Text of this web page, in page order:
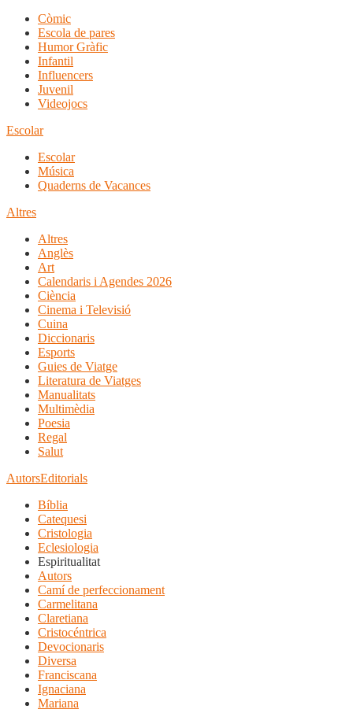
Còmic
Escola de pares
Humor Gràfic
Infantil
Influencers
Juvenil
Videojocs
Escolar
Escolar
Música
Quaderns de Vacances
Altres
Altres
Anglès
Art
Calendaris i Agendes 2026
Ciència
Cinema i Televisió
Cuina
Diccionaris
Esports
Guies de Viatge
Literatura de Viatges
Manualitats
Multimèdia
Poesia
Regal
Salut
AutorsEditorials
Bíblia
Catequesi
Cristologia
Eclesiologia
Espiritualitat
Autors
Camí de perfeccionament
Carmelitana
Claretiana
Cristocéntrica
Devocionaris
Diversa
Franciscana
Ignaciana
Mariana